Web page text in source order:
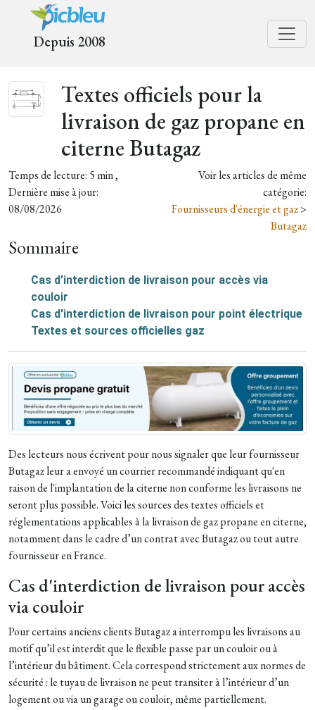
Depuis 2008
Textes officiels pour la
livraison de gaz propane en
citerne Butagaz
Temps de lecture: 5 min ,
Dernière mise à jour:
08/08/2026
Voir les articles de même
catégorie:
Fournisseurs d'énergie et gaz>
Butagaz
Sommaire
Cas d'interdiction de livraison pour accès via
couloir
Cas d'interdiction de livraison pour point électrique
Textes et sources officielles gaz
Des lecteurs nous écrivent pour nous signaler que leur fournisseur
Butagaz leur a envoyé un courrier recommandé indiquant qu'en
raison de l'implantation de la citerne non conforme les livraisons ne
seront plus possible. Voici les sources des textes officiels et
réglementations applicables à la livraison de gaz propane en citerne,
notamment dans le cadre d’un contrat avec Butagaz ou tout autre
fournisseur en France.
Cas d'interdiction de livraison pour accès
via couloir
Pour certains anciens clients Butagaz a interrompu les livraisons au
motif qu’il est interdit que le flexible passe par un couloir ou à
l’intérieur du bâtiment. Cela correspond strictement aux normes de
sécurité : le tuyau de livraison ne peut transiter à l’intérieur d’un
logement ou via un garage ou couloir, même partiellement.